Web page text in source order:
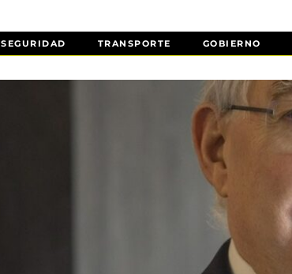
SEGURIDAD TRANSPORTE GOBIERNO